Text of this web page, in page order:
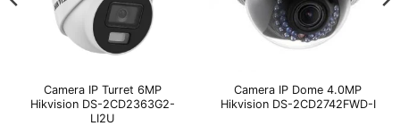
Camera IP Turret 6MP
Hikvision DS-2CD2363G2-
LI2U
Camera IP Dome 4.0MP
Hikvision DS-2CD2742FWD-I